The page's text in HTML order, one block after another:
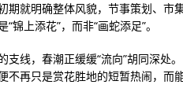
期就明确整体风貌，节事策划、市
锦上添花”，而非“画蛇添足”。
支线，春潮正缓缓“流向”胡同深处
不再只是赏花胜地的短暂热闹，而